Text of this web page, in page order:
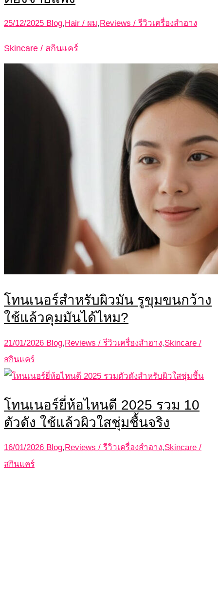
25/12/2025 Blog, Hair / ผม, Reviews / รีวิวเครื่องสำอาง
Skincare / สกินแคร์
โทนเนอร์สำหรับผิวมัน รูขุมขนกว้าง
ใช้แล้วคุมมันได้ไหม?
21/01/2026 Blog, Reviews / รีวิวเครื่องสำอาง,Skincare /
สกินแคร์
โทนเนอร์ยี่ห้อไหนดี 2025 รวม 10
ตัวดัง ใช้แล้วผิวใสชุ่มชื้นจริง
16/01/2026 Blog, Reviews / รีวิวเครื่องสำอาง,Skincare /
สกินแคร์